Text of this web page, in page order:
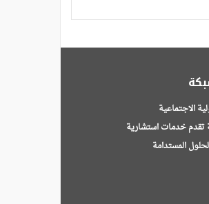
الاجتماعية
خدمات استشارية
المستدامة